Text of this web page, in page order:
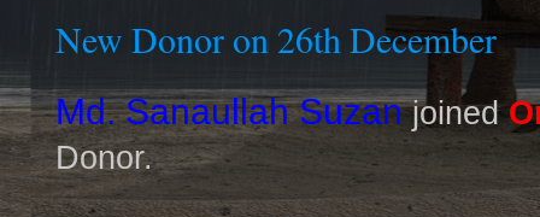
New Donor on 26th December
Md. Sanaullah Suzanjoined
Donor.